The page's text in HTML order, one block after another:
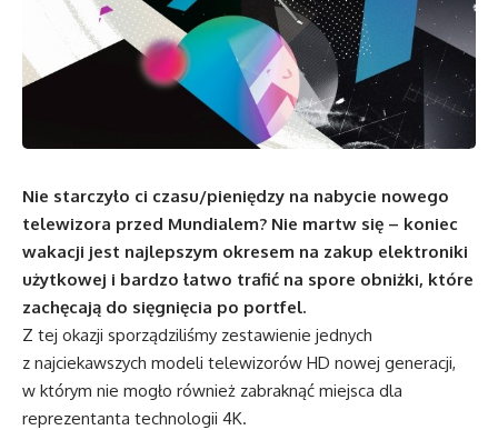
Nie starczyło ci czasu/pieniędzy na nabycie nowego
telewizora przed Mundialem? Nie martw się – koniec
wakacji jest najlepszym okresem na zakup elektroniki
użytkowej i bardzo łatwo trafić na spore obniżki, które
zachęcają do sięgnięcia po portfel.
Z tej okazji sporządziliśmy zestawienie jednych
z najciekawszych modeli telewizorów HD nowej generacji,
w którym nie mogło również zabraknąć miejsca dla
reprezentanta technologii 4K.